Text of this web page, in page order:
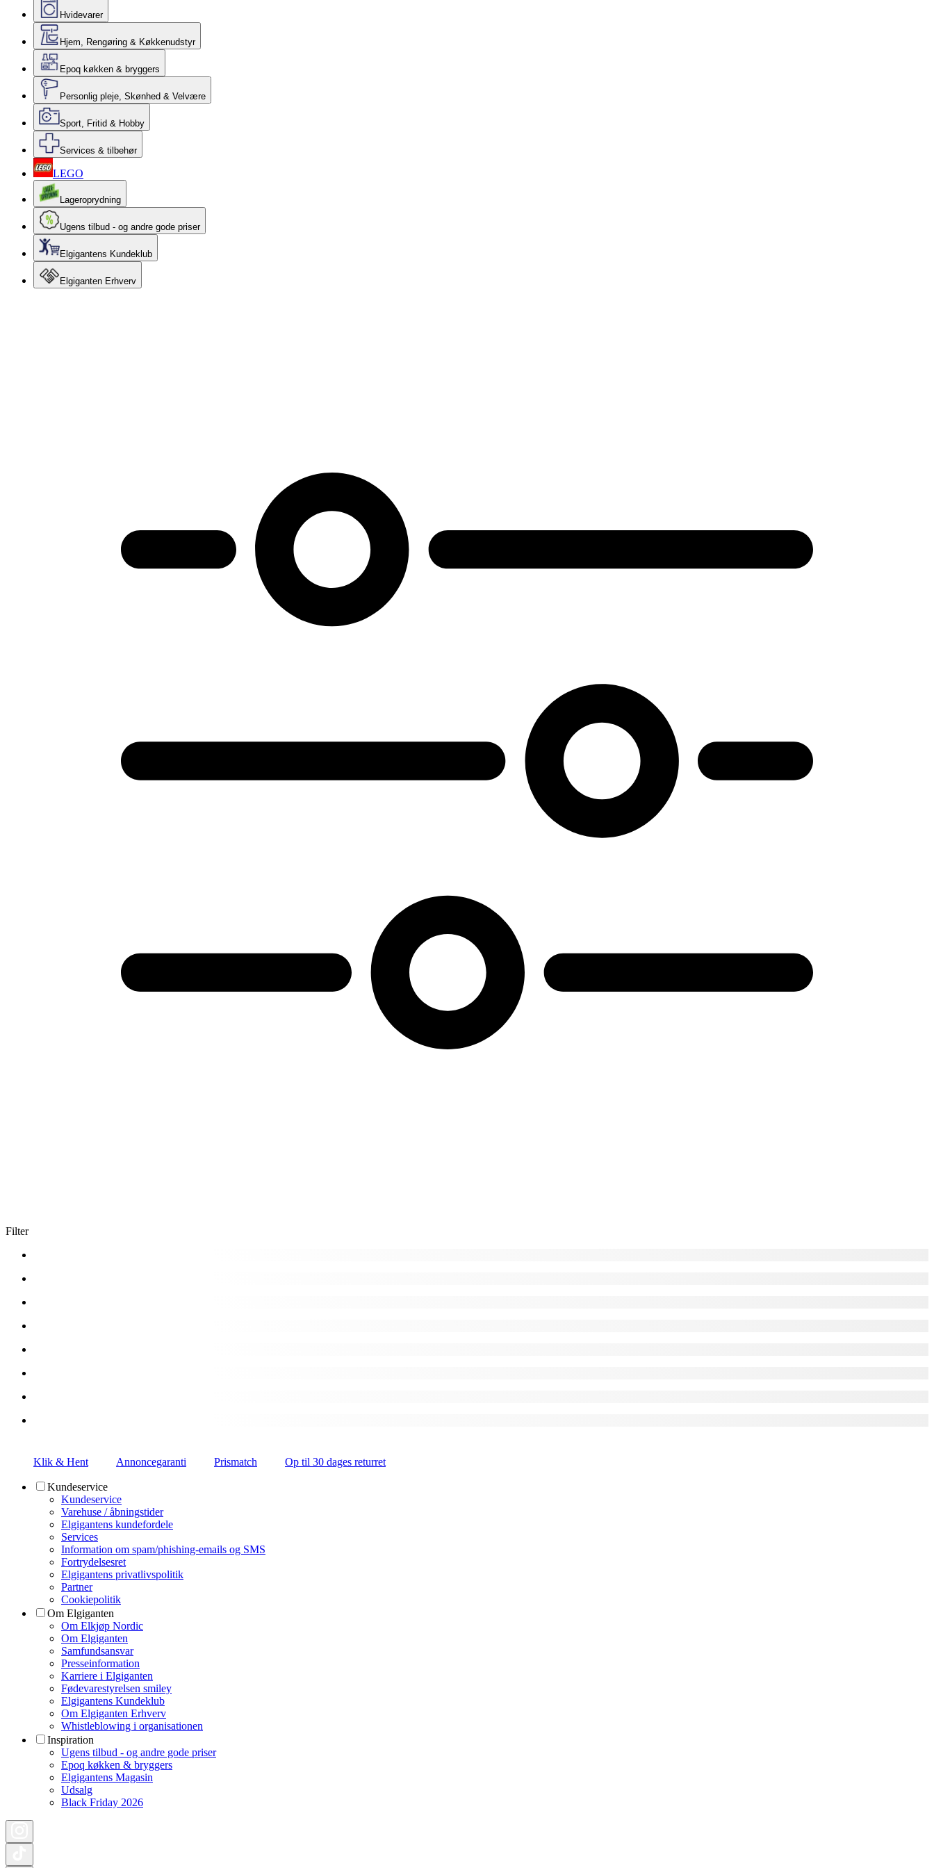
Hvidevarer
Hjem, Rengøring & Køkkenudstyr
Epoq køkken & bryggers
Personlig pleje, Skønhed & Velvære
Sport, Fritid & Hobby
Services & tilbehør
LEGO
Lageroprydning
Ugens tilbud - og andre gode priser
Elgigantens Kundeklub
Elgiganten Erhverv
Filter
Klik & Hent Annoncegaranti Prismatch Op til 30 dages returret
Kundeservice
Kundeservice
Varehuse / åbningstider
Elgigantens kundefordele
Services
Information om spam/phishing-emails og SMS
Fortrydelsesret
Elgigantens privatlivspolitik
Partner
Cookiepolitik
Om Elgiganten
Om Elkjøp Nordic
Om Elgiganten
Samfundsansvar
Presseinformation
Karriere i Elgiganten
Fødevarestyrelsen smiley
Elgigantens Kundeklub
Om Elgiganten Erhverv
Whistleblowing i organisationen
Inspiration
Ugens tilbud - og andre gode priser
Epoq køkken & bryggers
Elgigantens Magasin
Udsalg
Black Friday 2026